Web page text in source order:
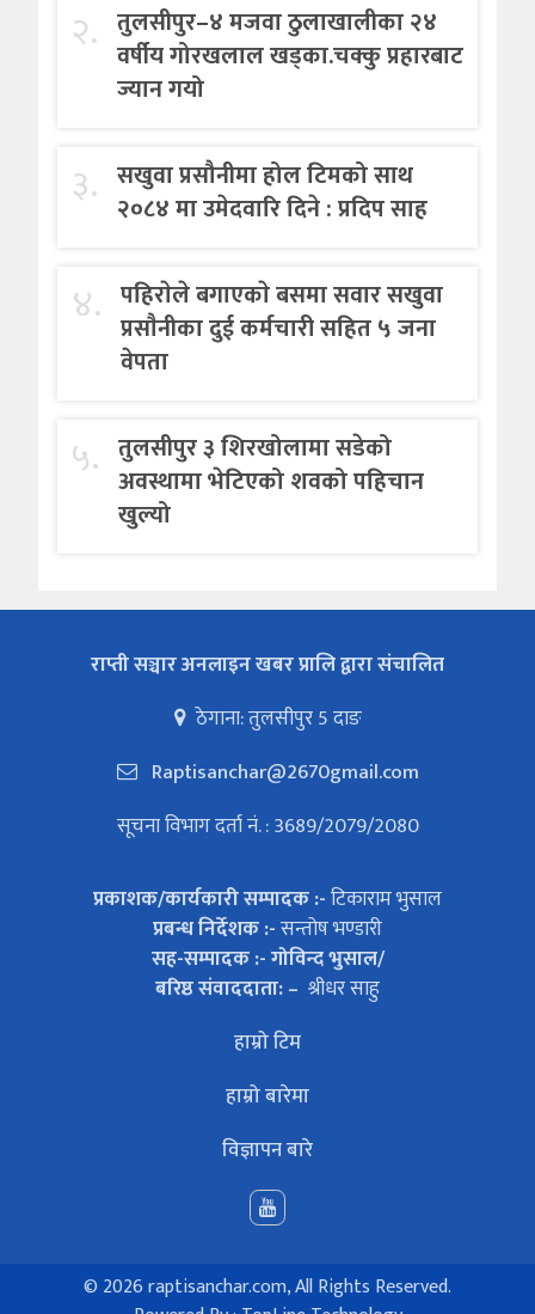
२. तुलसीपुर–४ मजवा ठुलाखालीका २४
वर्षीय गोरखलाल खड्का.चक्कु प्रहारबाट
ज्यान गयो
३. सखुवा प्रसौनीमा होल टिमको साथ
२०८४ मा उमेदवारि दिने : प्रदिप साह
४. पहिराेले बगाएकाे बसमा सवार सखुवा
प्रसाैनीका दुई कर्मचारी सहित ५ जना
वेपता
५. तुलसीपुर ३ शिरखोलामा सडेको
अवस्थामा भेटिएको शवको पहिचान
खुल्यो
राप्ती सञ्चार अनलाइन खबर प्रालि द्वारा संचालित
ठेगाना: तुलसीपुर 5 दाङ
Raptisanchar@2670gmail.com
सूचना विभाग दर्ता नं. : 3689/2079/2080
प्रकाशक/कार्यकारी सम्पादक :-टिकाराम भुसाल
प्रबन्ध निर्देशक :-सन्तोष भण्डारी
सह-सम्पादक :- गोविन्द भुसाल/
बरिष्ठ संवाददाता: – श्रीधर साहु
हाम्रो टिम
हाम्रो बारेमा
विज्ञापन बारे
© 2026 raptisanchar.com, All Rights Reserved.